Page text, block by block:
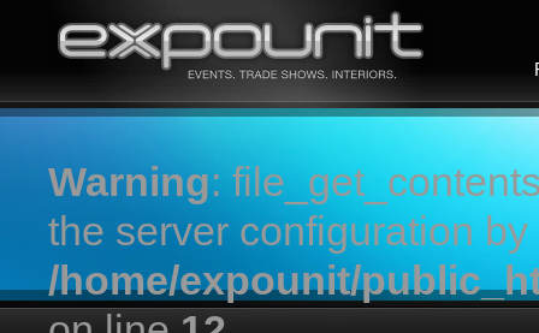
Warning:
the server configuration
/home/expounit/